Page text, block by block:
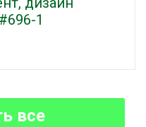
1
все